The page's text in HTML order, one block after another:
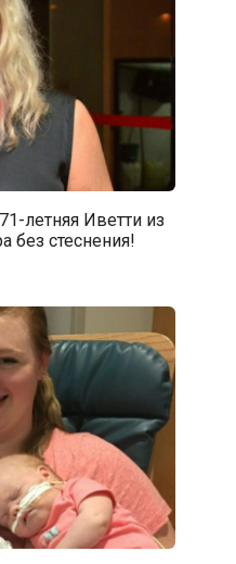
летняя Иветти из
без стеснения!